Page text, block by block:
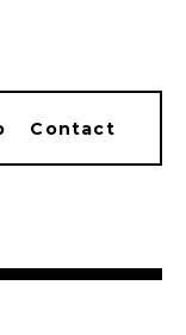
Contact